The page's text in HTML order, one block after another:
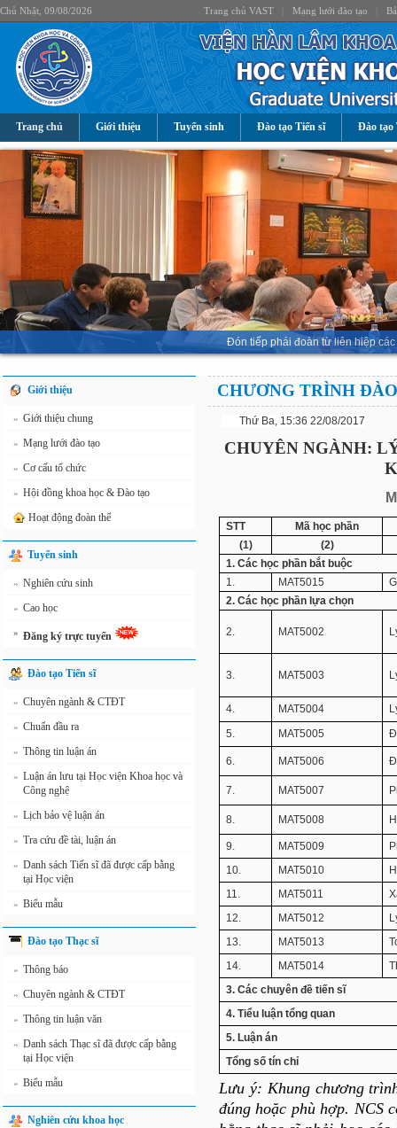
Chủ Nhật, 09/08/2026 Trang chủ VAST Mạng lưới đào tạo
Trang chủ Giới thiệu Tuyển sinh Đào tạo Tiến sĩ Đào tạo
Đón tiếp phái đoàn từ liên hiệp
Giới thiệu
» Giới thiệu chung
» Mạng lưới đào tạo
» Cơ cấu tổ chức
» Hội đồng khoa học & Đào tạo
Hoạt động đoàn thể
Tuyển sinh
» Nghiên cứu sinh
» Cao học
» Đăng ký trực tuyến
Đào tạo Tiến sĩ
» Chuyên ngành & CTĐT
» Chuẩn đầu ra
» Thông tin luận án
» Luận án lưu tại Học viện Khoa học và
Công nghệ
» Lịch bảo vệ luận án
» Tra cứu đề tài, luận án
» Danh sách Tiến sĩ đã được cấp bằng
tại Học viện
» Biểu mẫu
Đào tạo Thạc sĩ
» Thông báo
» Chuyên ngành & CTĐT
» Thông tin luận văn
» Danh sách Thạc sĩ đã được cấp bằng
tại Học viện
» Biểu mẫu
Nghiên cứu khoa học
CHƯƠNG TRÌNH
Thứ Ba, 15:36 22/08/2017
CHUYÊN NGÀNH:
STT
Mã học phần
(1)
(2)
1. Các học phần bắt buộc
1.
MAT5015
2. Các học phần lựa chọn
2. MAT5002
3. MAT5003
4. MAT5004
5.
MAT5005
6. MAT5006
7. MAT5007
8. MAT5008
9. MAT5009
10.
MAT5010
11.
MAT5011
12.
MAT5012
13.
MAT5013
14.
MAT5014
3. Các chuyên đề tiến sĩ
4. Tiểu luận tổng quan
5. Luận án
Tổng số tín chỉ
Lưu ý: Khung chương
đúng hoặc phù hợp. NCS